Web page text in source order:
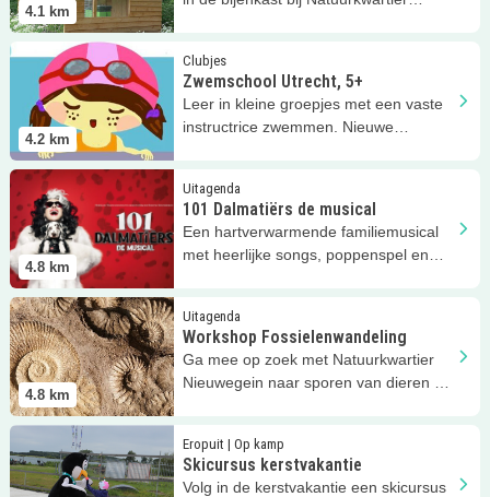
4.1 km
4.2 km
Clubjes
Zwemschool Utrecht, 5+
Leer in kleine groepjes met een vaste
instructrice zwemmen. Nieuwe
Lees meer Zwemschool Utrecht, 5+
4.8 km
Uitagenda
101 Dalmatiërs de musical
Een hartverwarmende familiemusical
met heerlijke songs, poppenspel en
Lees meer 101 Dalmatiërs de musical
4.8 km
Uitagenda
Workshop Fossielenwandeling
Ga mee op zoek met Natuurkwartier
Nieuwegein naar sporen van dieren uit
Lees meer Workshop Fossielenwandeling
Eropuit | Op kamp
Skicursus kerstvakantie
Volg in de kerstvakantie een skicursus
Lees meer Skicursus kerstvakantie